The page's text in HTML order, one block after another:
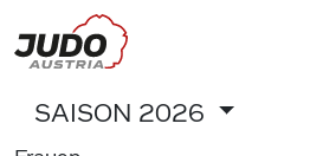
SAISON 2026